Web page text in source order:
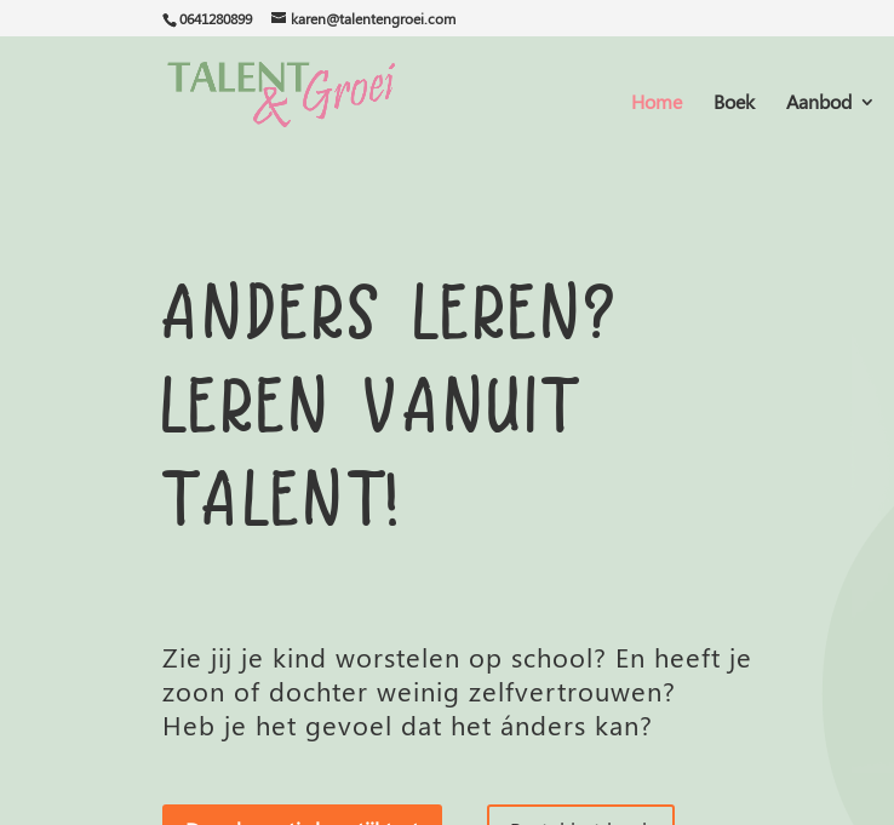
0641280899 karen@talentengroei.com
Home Boek Aanbod
Anders leren?
Leren vanuit
talent!
Zie jij je kind worstelen op school? En heeft je
zoon of dochter weinig zelfvertrouwen?
Heb je het gevoel dat het ánders kan?